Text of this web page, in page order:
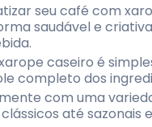
seu café com
saudável e
caseiro é
completo dos
com uma
até sazonais